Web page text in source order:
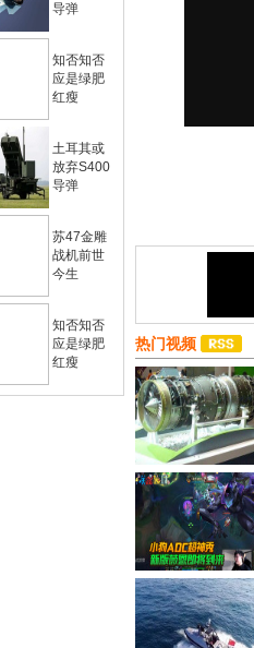
导弹
知否知否
应是绿肥
红瘦
土耳其或
放弃S400
导弹
苏47金雕
战机前世
今生
知否知否
应是绿肥
红瘦
热门视频